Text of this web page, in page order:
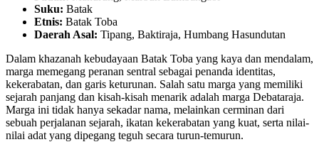
Suku: Batak
Etnis: Batak Toba
Daerah Asal: Tipang, Baktiraja, Humbang Hasundutan
Dalam khazanah kebudayaan Batak Toba yang kaya dan mendalam,
marga memegang peranan sentral sebagai penanda identitas,
kekerabatan, dan garis keturunan. Salah satu marga yang memiliki
sejarah panjang dan kisah-kisah menarik adalah marga Debataraja.
Marga ini tidak hanya sekadar nama, melainkan cerminan dari
sebuah perjalanan sejarah, ikatan kekerabatan yang kuat, serta nilai-
nilai adat yang dipegang teguh secara turun-temurun.